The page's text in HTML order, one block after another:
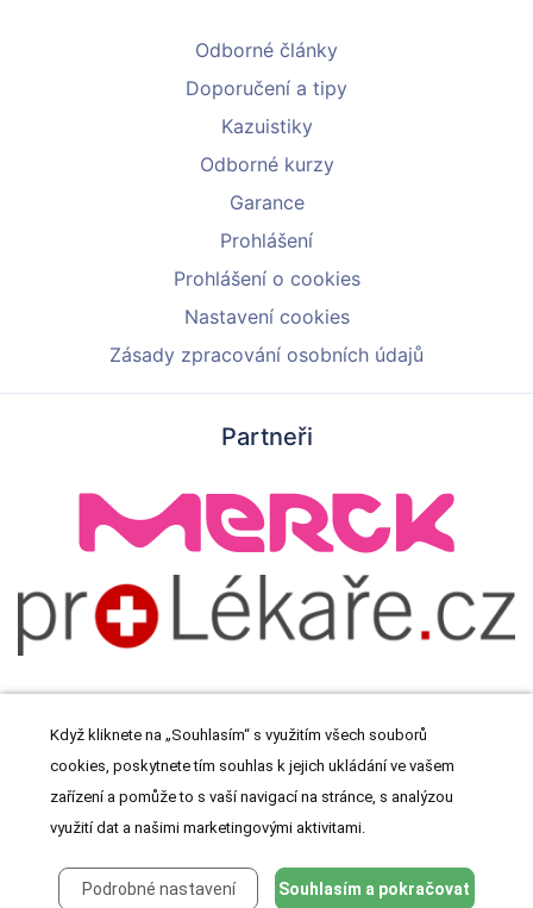
Odborné články
Doporučení a tipy
Kazuistiky
Odborné kurzy
Garance
Prohlášení
Prohlášení o cookies
Nastavení cookies
Zásady zpracování osobních údajů
Partneři
© 2026 Meditorial s.r.o. Všechna práva vyhrazena.
Když kliknete na „Souhlasím“ s využitím všech souborů
cookies, poskytnete tím souhlas k jejich ukládání ve vašem
zařízení a pomůže to s vaší navigací na stránce, s analýzou
využití dat a našimi marketingovými aktivitami.
Podrobné nastavení Souhlasím a pokračovat